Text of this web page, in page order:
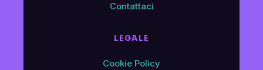
Contattaci
LEGALE
Cookie Policy